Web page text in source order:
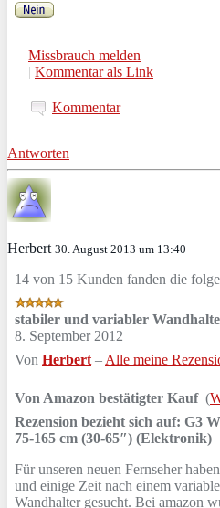
Missbrauch melden
| Kommentar als Link
Kommentar
Antworten
Herbert 30. August 2013 um 13:40
14 von 15 Kunden fanden die
stabiler und variabler
8. September 2012
Von Herbert – Alle meine
Von Amazon bestätigter Kauf (
Rezension bezieht sich auf: G3
75-165 cm (30-65″) (Elektronik)
Für unseren neuen Fernseher
und einige Zeit nach einem
Wandhalter gesucht. Bei amazon